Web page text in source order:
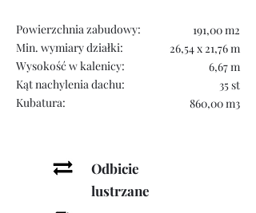
Powierzchnia zabudowy:
Min. wymiary działki:
Wysokość w kalenicy:
Kąt nachylenia dachu:
Kubatura:
191,00m2
26,54 x 21,76 m
6,67 m
35 st
860,00 m3
Odbicie
lustrzane